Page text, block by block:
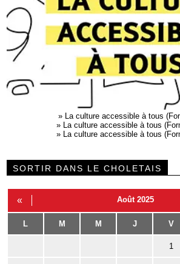
» La culture accessible à tous
» La culture accessible à tous
» La culture accessible à tous
SORTIR DANS LE CHOLETAIS
« Août 2025
L M M J V
1